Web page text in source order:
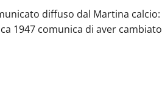
diffuso dal Martina calcio:
1947 comunica di aver cambiato